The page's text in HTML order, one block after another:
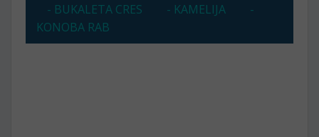
- BUKALETA CRES
- KAMELIJA
-
KONOBA RAB